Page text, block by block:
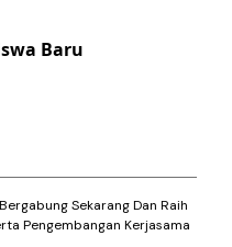
Baru
Sekarang Dan Raih
Pengembangan Kerjasama